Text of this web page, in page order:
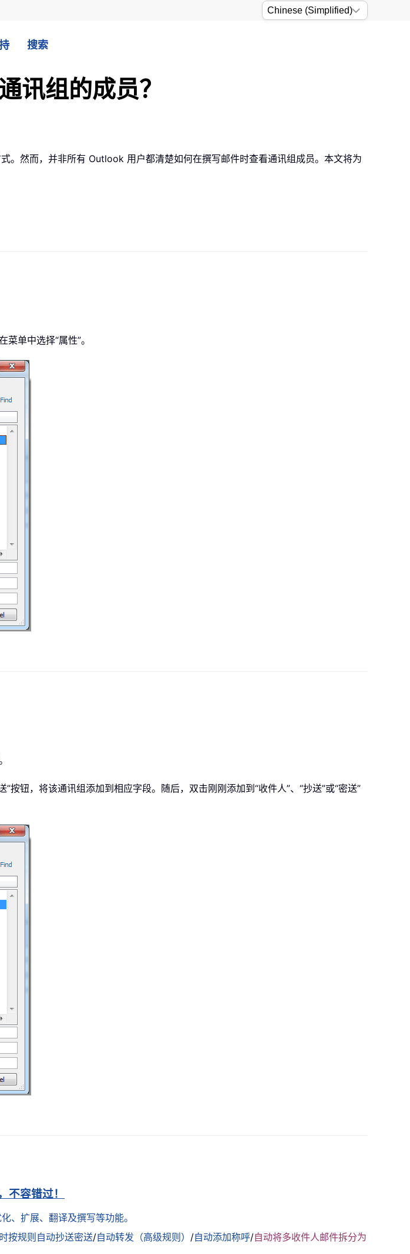
搜索
讯组的成员？
。然而，并非所有 Outlook 用户都清楚如何在撰写邮件时查看通讯组成员。本文将为
单中选择“属性”。
按钮，将该通讯组添加到相应字段。随后，双击刚刚添加到“收件人”、“抄送”或“密送”
不容错过！
、扩展、翻译及撰写等功能。
按规则自动抄送密送/自动转发（高级规则） /自动添加称呼/自动将多收件人邮件拆分为